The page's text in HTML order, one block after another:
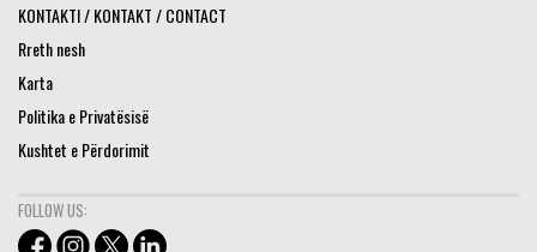
KONTAKTI / KONTAKT / CONTACT
Rreth nesh
Karta
Politika e Privatësisë
Kushtet e Përdorimit
FOLLOW US: